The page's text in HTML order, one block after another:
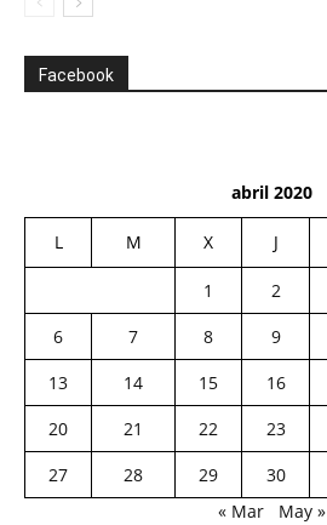
Facebook
abril 2020
L M X J
1 2
6
7 8 9
13
14 15 16
20
21 22 23
27
28 29
30
« Mar
May »